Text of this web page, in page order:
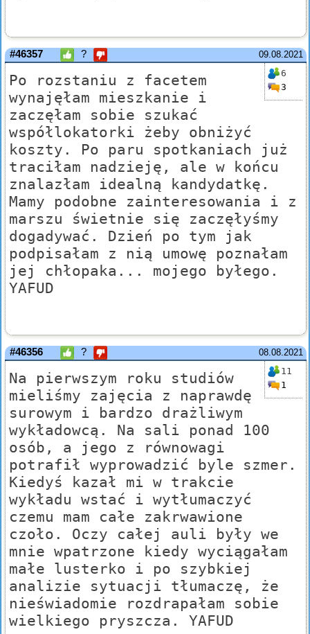
09.08.2021
#46357 ?
6
3
Po rozstaniu z facetem
wynajęłam mieszkanie i
zaczęłam sobie szukać
współlokatorki żeby obniżyć
koszty. Po paru spotkaniach już
traciłam nadzieję, ale w końcu
znalazłam idealną kandydatkę.
Mamy podobne zainteresowania i z
marszu świetnie się zaczęłyśmy
dogadywać. Dzień po tym jak
podpisałam z nią umowę poznałam
jej chłopaka... mojego byłego.
YAFUD
08.08.2021
#46356 ?
11
1
Na pierwszym roku studiów
mieliśmy zajęcia z naprawdę
surowym i bardzo drażliwym
wykładowcą. Na sali ponad 100
osób, a jego z równowagi
potrafił wyprowadzić byle szmer.
Kiedyś kazał mi w trakcie
wykładu wstać i wytłumaczyć
czemu mam całe zakrwawione
czoło. Oczy całej auli były we
mnie wpatrzone kiedy wyciągałam
małe lusterko i po szybkiej
analizie sytuacji tłumaczę, że
nieświadomie rozdrapałam sobie
wielkiego pryszcza. YAFUD